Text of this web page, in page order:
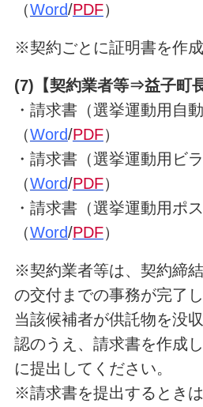
（Word/PDF）
※契約ごとに証明書を作成
(7)【契約業者等⇒益子町
・請求書（選挙運動用自
（Word/PDF）
・請求書（選挙運動用ビラ
（Word/PDF）
・請求書（選挙運動用ポ
（Word/PDF）
※契約業者等は、契約締
の交付までの事務が完了
当該候補者が供託物を没
認のうえ、請求書を作成
に提出してください。
※請求書を提出するとき